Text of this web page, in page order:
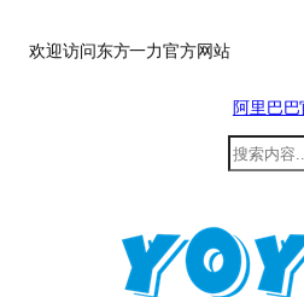
至欢迎访问东方一力官方网站
阿里巴
搜
索